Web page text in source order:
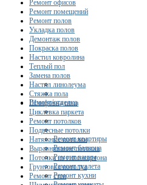
Ремонт/отделка
Ремонт квартиры
Ремонт балкона
Ремонт ванны
Ремонт туалета
Ремонт кухни
Ремонт офисов
Ремонт помещений
Ремонт полов
Укладка полов
Демонтаж полов
Покраска полов
Настил ковролина
Теплый пол
Замена полов
Настил линолеума
Стяжка пола
Шлифовка пола
Циклевка паркета
Ремонт потолков
Подвесные потолки
Натяжные потолки
Выравнивание потолка
Потолки из гипсокартона
Грунтовка потолка
Ремонт стен